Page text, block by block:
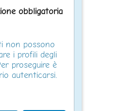
obbligatoria
non possono
i profili degli
proseguire è
autenticarsi.